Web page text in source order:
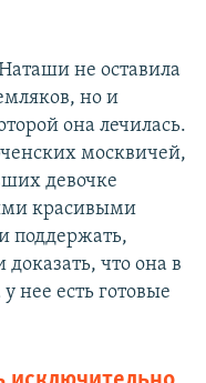
не оставила
но и
она лечилась.
москвичей,
девочке
красивыми
поддержать,
доказать, что она в
нее есть готовые